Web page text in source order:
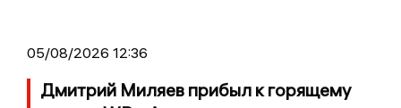
05/08/2026 12:36
Дмитрий Миляев прибыл к горящему